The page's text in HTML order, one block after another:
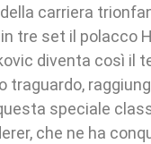
carriera
tre set il polacco
diventa così il
traguardo,
speciale
che ne ha